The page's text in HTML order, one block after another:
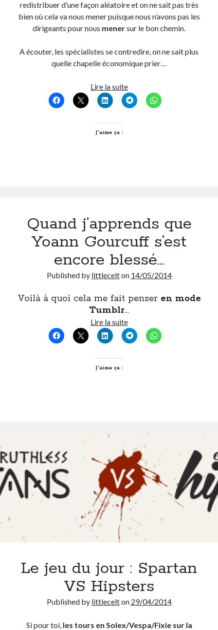
redistribuer d’une façon aléatoire et on ne sait pas très
bien où cela va nous mener puisque nous n’avons pas les
dirigeants pour nous menersur le bon chemin.
A écouter, les spécialistes se contredire, on ne sait plus
quelle chapelle économique prier…
Lire la suiteLe
salarié,
cette
J’aime ça :
Quand j’apprends que
Yoann Gourcuff s’est
encore blessé…
Published by littlecelton 14/05/2014
Voilà à quoi cela me fait penser en mode
Tumblr…
Lire la suiteQuand
j’apprends
que
J’aime ça :
Le jeu du jour : Spartan
VS Hipsters
Published by littlecelton 29/04/2014
Si pour toi, les tours en Solex/Vespa/Fixie sur la